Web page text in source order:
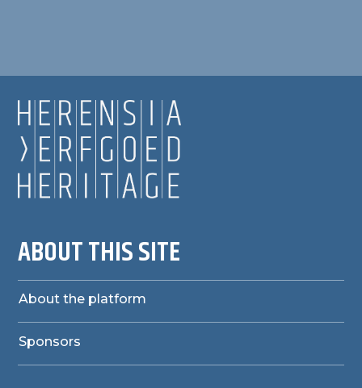
ABOUT THIS SITE
About the platform
Sponsors